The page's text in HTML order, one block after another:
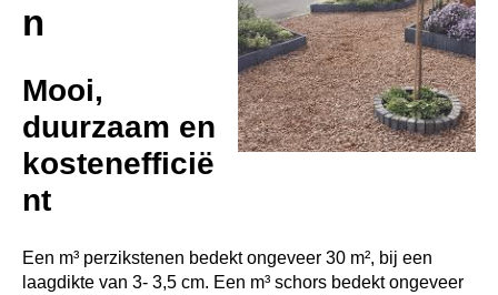
n
Mooi,
duurzaam en
kostenefficië
nt
Een m³ perzikstenen bedekt ongeveer 30 m², bij een
laagdikte van 3- 3,5 cm. Een m³ schors bedekt ongeveer